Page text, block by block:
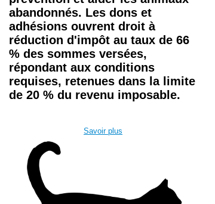
abandonnés. Les dons et
adhésions ouvrent droit à
réduction d'impôt au taux de 66
% des sommes versées,
répondant aux conditions
requises, retenues dans la limite
de 20 % du revenu imposable.
Savoir plus